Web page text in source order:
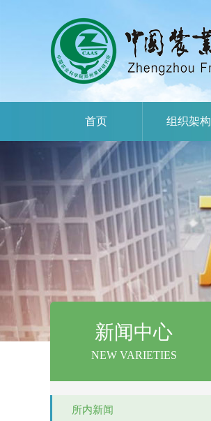
首页 组织架构
新闻中心
NEW VARIETIES
所内新闻